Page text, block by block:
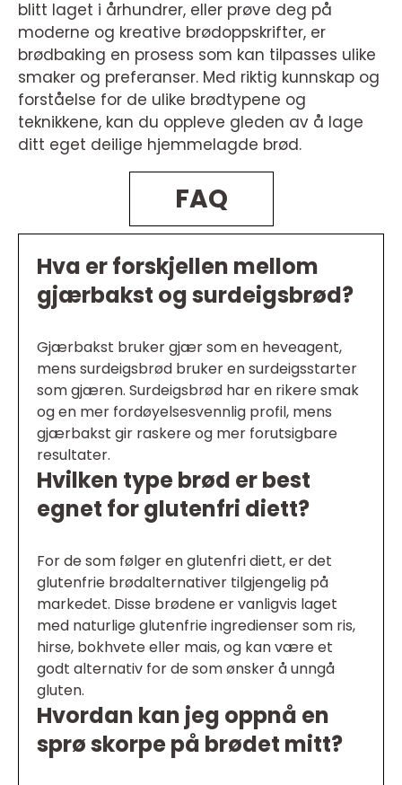
blitt laget i århundrer, eller prøve deg på
moderne og kreative brødoppskrifter, er
brødbaking en prosess som kan tilpasses ulike
smaker og preferanser. Med riktig kunnskap og
forståelse for de ulike brødtypene og
teknikkene, kan du oppleve gleden av å lage
ditt eget deilige hjemmelagde brød.
FAQ
Hva er forskjellen mellom
gjærbakst og surdeigsbrød?
Gjærbakst bruker gjær som en heveagent,
mens surdeigsbrød bruker en surdeigsstarter
som gjæren. Surdeigsbrød har en rikere smak
og en mer fordøyelsesvennlig profil, mens
gjærbakst gir raskere og mer forutsigbare
resultater.
Hvilken type brød er best
egnet for glutenfri diett?
For de som følger en glutenfri diett, er det
glutenfrie brødalternativer tilgjengelig på
markedet. Disse brødene er vanligvis laget
med naturlige glutenfrie ingredienser som ris,
hirse, bokhvete eller mais, og kan være et
godt alternativ for de som ønsker å unngå
gluten.
Hvordan kan jeg oppnå en
sprø skorpe på brødet mitt?